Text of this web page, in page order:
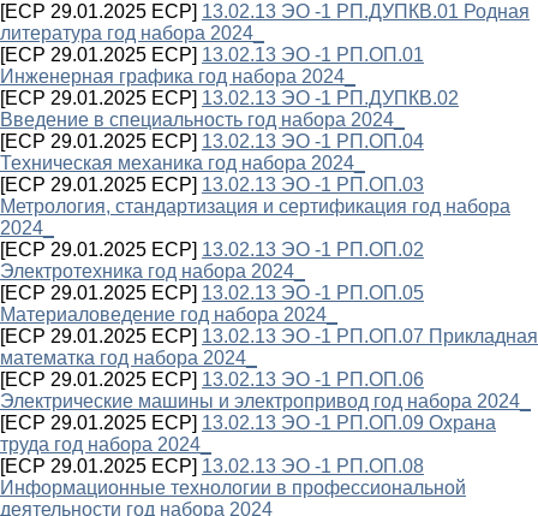
[ECP 29.01.2025 ECP] 13.02.13 ЭО -1 РП.ДУПКВ.01 Родная
литература год набора 2024_
[ECP 29.01.2025 ECP] 13.02.13 ЭО -1 РП.ОП.01
Инженерная графика год набора 2024_
[ECP 29.01.2025 ECP] 13.02.13 ЭО -1 РП.ДУПКВ.02
Введение в специальность год набора 2024_
[ECP 29.01.2025 ECP] 13.02.13 ЭО -1 РП.ОП.04
Техническая механика год набора 2024_
[ECP 29.01.2025 ECP] 13.02.13 ЭО -1 РП.ОП.03
Метрология, стандартизация и сертификация год набора
2024_
[ECP 29.01.2025 ECP] 13.02.13 ЭО -1 РП.ОП.02
Электротехника год набора 2024_
[ECP 29.01.2025 ECP] 13.02.13 ЭО -1 РП.ОП.05
Материаловедение год набора 2024_
[ECP 29.01.2025 ECP] 13.02.13 ЭО -1 РП.ОП.07 Прикладная
математка год набора 2024_
[ECP 29.01.2025 ECP] 13.02.13 ЭО -1 РП.ОП.06
Электрические машины и электропривод год набора 2024_
[ECP 29.01.2025 ECP] 13.02.13 ЭО -1 РП.ОП.09 Охрана
труда год набора 2024_
[ECP 29.01.2025 ECP] 13.02.13 ЭО -1 РП.ОП.08
Информационные технологии в профессиональной
деятельности год набора 2024_